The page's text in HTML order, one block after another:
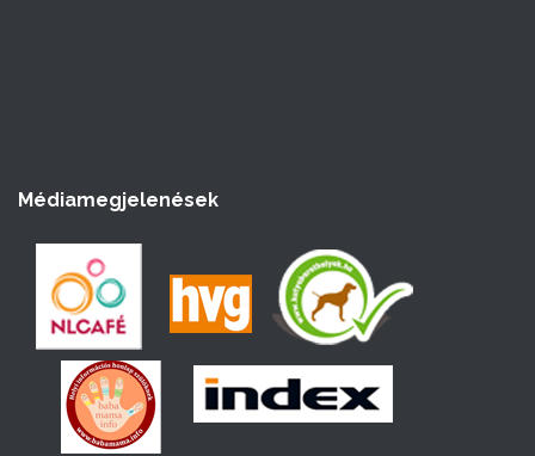
Médiamegjelenések